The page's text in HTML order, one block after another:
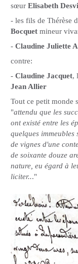
sœur Elisabeth
- les fils de Thérèse
Bocquet mineur
- Claudine Juliette
contre:
- Claudine Jacquet,
Jean Allier
Tout ce petit monde
"attendu que les
ont existé entre les
quelques
de vignes d'une
de soixante douze
nature, eu égard à
liciter..."